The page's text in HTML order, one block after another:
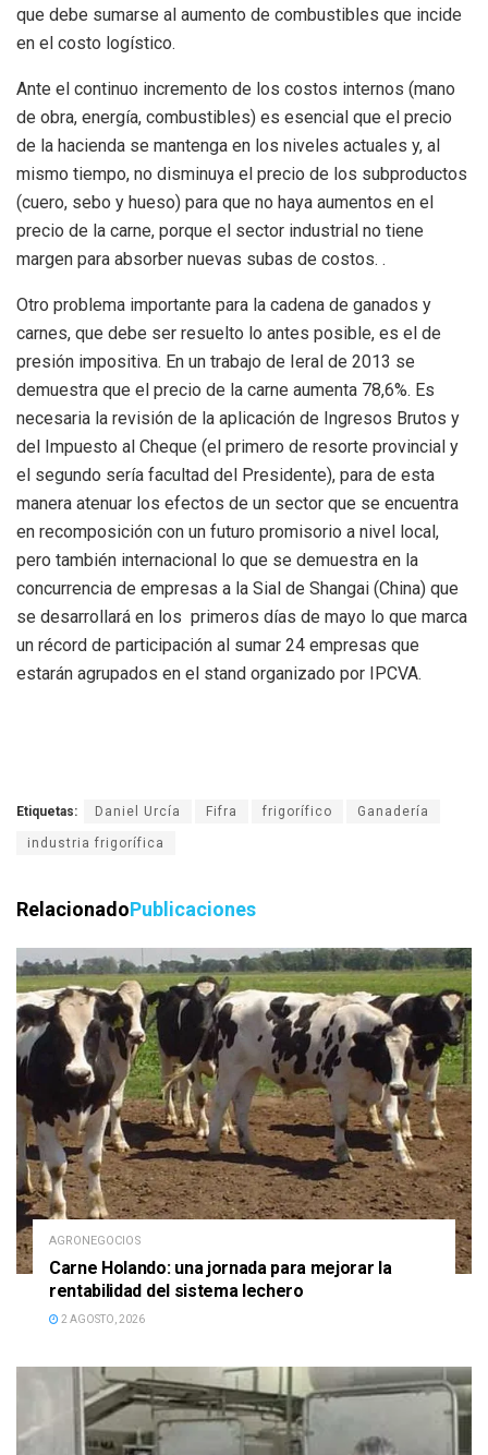
que debe sumarse al aumento de combustibles que incide
en el costo logístico.
Ante el continuo incremento de los costos internos (mano
de obra, energía, combustibles) es esencial que el precio
de la hacienda se mantenga en los niveles actuales y, al
mismo tiempo, no disminuya el precio de los subproductos
(cuero, sebo y hueso) para que no haya aumentos en el
precio de la carne, porque el sector industrial no tiene
margen para absorber nuevas subas de costos. .
Otro problema importante para la cadena de ganados y
carnes, que debe ser resuelto lo antes posible, es el de
presión impositiva. En un trabajo de Ieral de 2013 se
demuestra que el precio de la carne aumenta 78,6%. Es
necesaria la revisión de la aplicación de Ingresos Brutos y
del Impuesto al Cheque (el primero de resorte provincial y
el segundo sería facultad del Presidente), para de esta
manera atenuar los efectos de un sector que se encuentra
en recomposición con un futuro promisorio a nivel local,
pero también internacional lo que se demuestra en la
concurrencia de empresas a la Sial de Shangai (China) que
se desarrollará en los primeros días de mayo lo que marca
un récord de participación al sumar 24 empresas que
estarán agrupados en el stand organizado por IPCVA.
Etiquetas: Daniel Urcía Fifra frigorífico Ganadería
industria frigorífica
RelacionadoPublicaciones
AGRONEGOCIOS
Carne Holando: una jornada para mejorar la
rentabilidad del sistema lechero
2 AGOSTO, 2026